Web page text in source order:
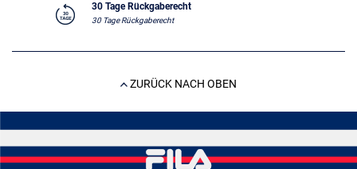
30 Tage Rückgaberecht
30 Tage Rückgaberecht
ZURÜCK NACH OBEN